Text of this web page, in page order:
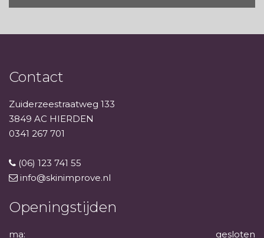
Contact
Zuiderzeestraatweg 133
3849 AC HIERDEN
0341 267 701
(06) 123 741 55
info@skinimprove.nl
Openingstijden
ma: gesloten